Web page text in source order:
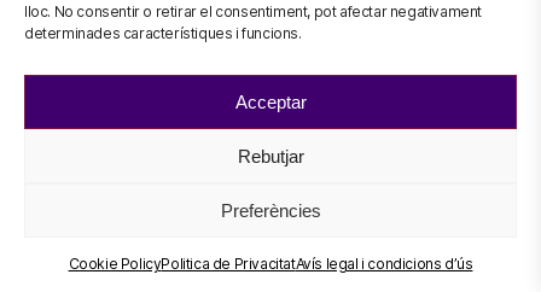
lloc. No consentir o retirar el consentiment, pot afectar negativament
determinades característiques i funcions.
Acceptar
Rebutjar
Preferències
Cookie PolicyPolitica de PrivacitatAvís legal i condicions d’ús
Subscriu-te a la nostra newsletter